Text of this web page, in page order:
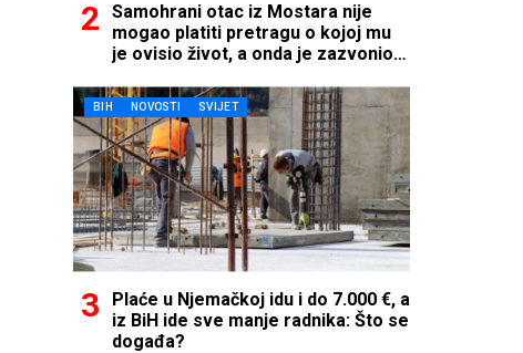
Samohrani otac iz Mostara nije
mogao platiti pretragu o kojoj mu
je ovisio život, a onda je zazvonio
BIH NOVOSTI SVIJET
Plaće u Njemačkoj idu i do 7.000 €, a
iz BiH ide sve manje radnika: Što se
događa?